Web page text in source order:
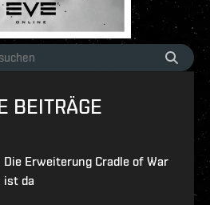
BEITRÄGE
Die Erweiterung Cradle of War
ist da